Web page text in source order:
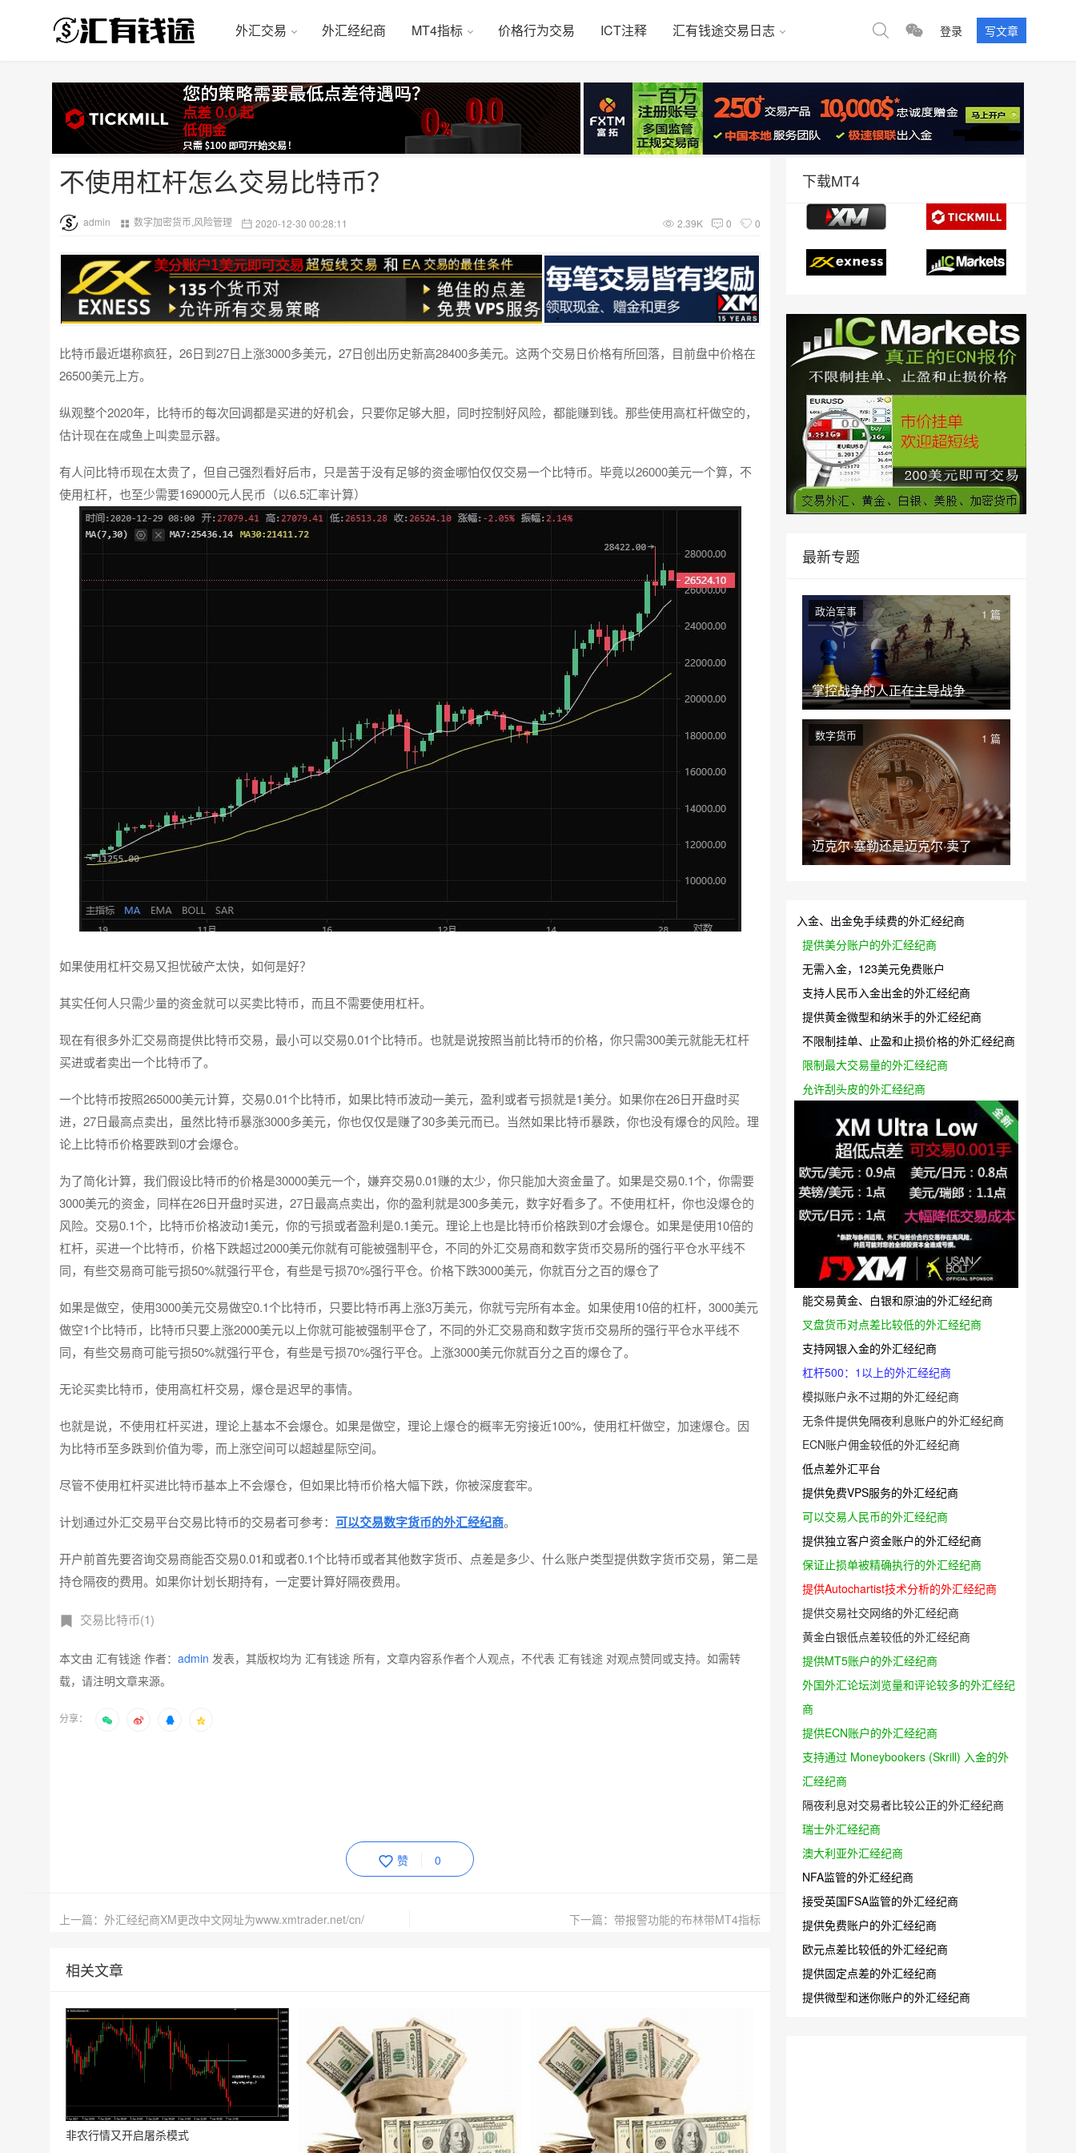
外汇交易 外汇经纪商 MT4指标 价格行为交易 ICT注释 汇有钱途交易日志 登录 写文章
不使用杠杆怎么交易比特币？
admin 数字加密货币 风险管理 2020-12-30 00:28:11 2.39K 0 0
比特币最近堪称疯狂，26日到27日上涨3000多美元，27日创出历史新高28400多美元。这两个交易日价格有所回落，目前盘中价格在
26500美元上方。
纵观整个2020年，比特币的每次回调都是买进的好机会，只要你足够大胆，同时控制好风险，都能赚到钱。那些使用高杠杆做空的，
估计现在在咸鱼上叫卖显示器。
有人问比特币现在太贵了，但自己强烈看好后市，只是苦于没有足够的资金哪怕仅仅交易一个比特币。毕竟以26000美元一个算，不
使用杠杆，也至少需要169000元人民币（以6.5汇率计算）
如果使用杠杆交易又担忧破产太快，如何是好？
其实任何人只需少量的资金就可以买卖比特币，而且不需要使用杠杆。
现在有很多外汇交易商提供比特币交易，最小可以交易0.01个比特币。也就是说按照当前比特币的价格，你只需300美元就能无杠杆
买进或者卖出一个比特币了。
一个比特币按照265000美元计算，交易0.01个比特币，如果比特币波动一美元，盈利或者亏损就是1美分。如果你在26日开盘时买
进，27日最高点卖出，虽然比特币暴涨3000多美元，你也仅仅是赚了30多美元而已。当然如果比特币暴跌，你也没有爆仓的风险。理
论上比特币价格要跌到0才会爆仓。
为了简化计算，我们假设比特币的价格是30000美元一个，嫌弃交易0.01赚的太少，你只能加大资金量了。如果是交易0.1个，你需要
3000美元的资金，同样在26日开盘时买进，27日最高点卖出，你的盈利就是300多美元，数字好看多了。不使用杠杆，你也没爆仓的
风险。交易0.1个，比特币价格波动1美元，你的亏损或者盈利是0.1美元。理论上也是比特币价格跌到0才会爆仓。如果是使用10倍的
杠杆，买进一个比特币，价格下跌超过2000美元你就有可能被强制平仓，不同的外汇交易商和数字货币交易所的强行平仓水平线不
同，有些交易商可能亏损50%就强行平仓，有些是亏损70%强行平仓。价格下跌3000美元，你就百分之百的爆仓了
如果是做空，使用3000美元交易做空0.1个比特币，只要比特币再上涨3万美元，你就亏完所有本金。如果使用10倍的杠杆，3000美元
做空1个比特币，比特币只要上涨2000美元以上你就可能被强制平仓了，不同的外汇交易商和数字货币交易所的强行平仓水平线不
同，有些交易商可能亏损50%就强行平仓，有些是亏损70%强行平仓。上涨3000美元你就百分之百的爆仓了。
无论买卖比特币，使用高杠杆交易，爆仓是迟早的事情。
也就是说，不使用杠杆买进，理论上基本不会爆仓。如果是做空，理论上爆仓的概率无穷接近100%，使用杠杆做空，加速爆仓。因
为比特币至多跌到价值为零，而上涨空间可以超越星际空间。
尽管不使用杠杆买进比特币基本上不会爆仓，但如果比特币价格大幅下跌，你被深度套牢。
计划通过外汇交易平台交易比特币的交易者可参考： 可以交易数字货币的外汇经纪商。
开户前首先要咨询交易商能否交易0.01和或者0.1个比特币或者其他数字货币、点差是多少、什么账户类型提供数字货币交易，第二是
持仓隔夜的费用。如果你计划长期持有，一定要计算好隔夜费用。
交易比特币(1)
本文由 汇有钱途 作者： admin 发表，其版权均为 汇有钱途 所有，文章内容系作者个人观点，不代表 汇有钱途 对观点赞同或支持。如需转
载，请注明文章来源。
分享：
赞 0
上一篇：外汇经纪商XM更改中文网址为www.xmtrader.net/cn/ 下一篇：带报警功能的布林带MT4指标
相关文章
非农行情又开启屠杀模式
下载MT4
最新专题
掌控战争的人正在主导战争
政治军事 1 篇
迈克尔·塞勒还是迈克尔·卖了
数字货币 1 篇
入金、出金免手续费的外汇经纪商
提供美分账户的外汇经纪商
无需入金，123美元免费账户
支持人民币入金出金的外汇经纪商
提供黄金微型和纳米手的外汇经纪商
不限制挂单、止盈和止损价格的外汇经纪商
限制最大交易量的外汇经纪商
允许刮头皮的外汇经纪商
能交易黄金、白银和原油的外汇经纪商
叉盘货币对点差比较低的外汇经纪商
支持网银入金的外汇经纪商
杠杆500：1以上的外汇经纪商
模拟账户永不过期的外汇经纪商
无条件提供免隔夜利息账户的外汇经纪商
ECN账户佣金较低的外汇经纪商
低点差外汇平台
提供免费VPS服务的外汇经纪商
可以交易人民币的外汇经纪商
提供独立客户资金账户的外汇经纪商
保证止损单被精确执行的外汇经纪商
提供Autochartist技术分析的外汇经纪商
提供交易社交网络的外汇经纪商
黄金白银低点差较低的外汇经纪商
提供MT5账户的外汇经纪商
外国外汇论坛浏览量和评论较多的外汇经纪
商
提供ECN账户的外汇经纪商
支持通过 Moneybookers (Skrill) 入金的外
汇经纪商
隔夜利息对交易者比较公正的外汇经纪商
瑞士外汇经纪商
澳大利亚外汇经纪商
NFA监管的外汇经纪商
接受英国FSA监管的外汇经纪商
提供免费账户的外汇经纪商
欧元点差比较低的外汇经纪商
提供固定点差的外汇经纪商
提供微型和迷你账户的外汇经纪商